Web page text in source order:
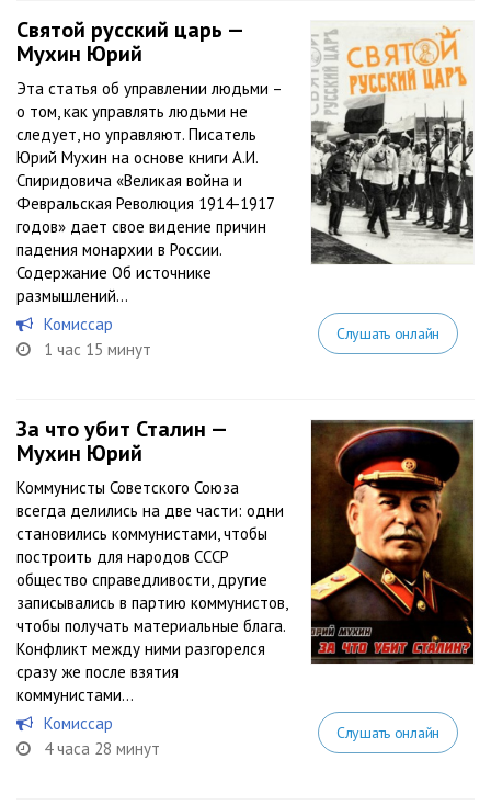
Святой русский царь —
Мухин Юрий
Эта статья об управлении людьми –
о том, как управлять людьми не
следует, но управляют. Писатель
Юрий Мухин на основе книги А.И.
Спиридовича «Великая война и
Февральская Революция 1914-1917
годов» дает свое видение причин
падения монархии в России.
Содержание Об источнике
размышлений...
Комиссар
1 час 15 минут
Слушать онлайн
За что убит Сталин —
Мухин Юрий
Коммунисты Советского Союза
всегда делились на две части: одни
становились коммунистами, чтобы
построить для народов СССР
общество справедливости, другие
записывались в партию коммунистов,
чтобы получать материальные блага.
Конфликт между ними разгорелся
сразу же после взятия
коммунистами...
Комиссар
4 часа 28 минут
Слушать онлайн